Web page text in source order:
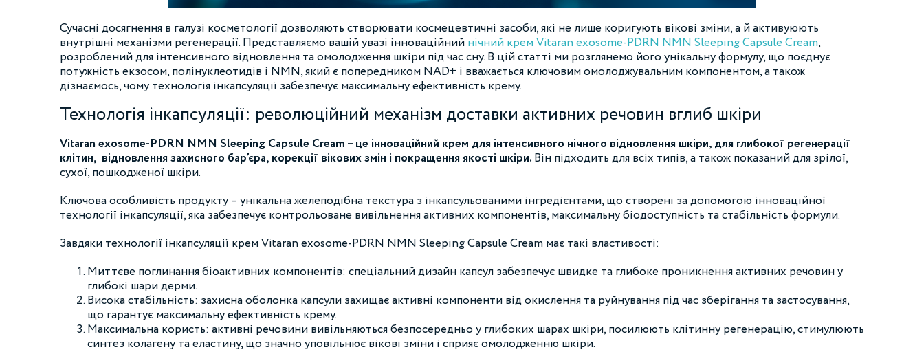
Сучасні досягнення в галузі косметології дозволяють створювати космецевтичні засоби, які не лише коригують вікові зміни, а й активуюють
внутрішні механізми регенерації. Представляємо вашій увазі інноваційний нічний крем Vitaran exosome-PDRN NMN Sleeping Capsule Cream,
розроблений для інтенсивного відновлення та омолодження шкіри під час сну. В цій статті ми розглянемо його унікальну формулу, що поєднує
потужність екзосом, полінуклеотидів і NMN, який є попередником NAD+ і вважається ключовим омолоджувальним компонентом, а також
дізнаємось, чому технологія інкапсуляції забезпечує максимальну ефективність крему.
Технологія інкапсуляції: революційний механізм доставки активних речовин вглиб шкіри
Vitaran exosome-PDRN NMN Sleeping Capsule Cream – це інноваційний крем для інтенсивного нічного відновлення шкіри, для глибокої регенерації
клітин, відновлення захисного бар’єра, корекції вікових змін і покращення якості шкіри. Він підходить для всіх типів, а також показаний для зрілої,
сухої, пошкодженої шкіри.
Ключова особливість продукту – унікальна желеподібна текстура з інкапсульованими інгредієнтами, що створені за допомогою інноваційної
технології інкапсуляції, яка забезпечує контрольоване вивільнення активних компонентів, максимальну біодоступність та стабільність формули.
Завдяки технології інкапсуляції крем Vitaran exosome-PDRN NMN Sleeping Capsule Cream має такі властивості:
Миттєве поглинання біоактивних компонентів: спеціальний дизайн капсул забезпечує швидке та глибоке проникнення активних речовин у
глибокі шари дерми.
Висока стабільність: захисна оболонка капсули захищає активні компоненти від окислення та руйнування під час зберігання та застосування,
що гарантує максимальну ефективність крему.
Максимальна користь: активні речовини вивільняються безпосередньо у глибоких шарах шкіри, посилюють клітинну регенерацію, стимулюють
синтез колагену та еластину, що значно уповільнює вікові зміни і сприяє омолодженню шкіри.